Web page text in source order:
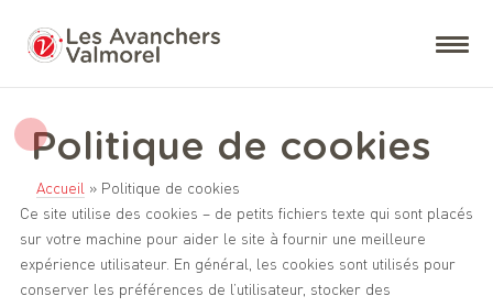
Politique de cookies
Accueil » Politique de cookies
Ce site utilise des cookies – de petits fichiers texte qui sont placés
sur votre machine pour aider le site à fournir une meilleure
expérience utilisateur. En général, les cookies sont utilisés pour
conserver les préférences de l’utilisateur, stocker des